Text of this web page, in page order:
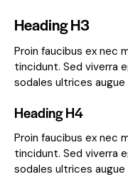
Heading H3
Proin faucibus ex nec
tincidunt. Sed viverra
sodales ultrices augue
Heading H4
Proin faucibus ex nec
tincidunt. Sed viverra
sodales ultrices augue